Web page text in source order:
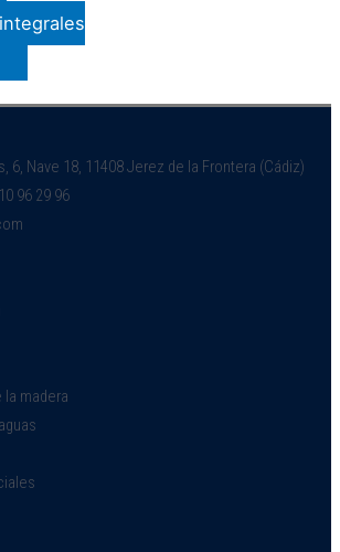
6, Nave 18, 11408 Jerez de la Frontera (Cádiz)
96 29 96
la madera